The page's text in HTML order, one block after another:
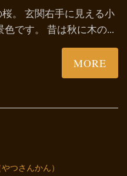
。 玄関右手に見える小
です。 昔は秋に木の...
MORE
つさんかん）